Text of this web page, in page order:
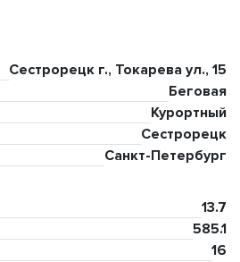
Сестрорецк г., Токарева ул., 15
Беговая
Курортный
Сестрорецк
Санкт-Петербург
13.7
585.1
16